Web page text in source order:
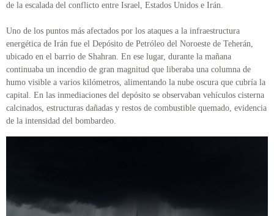
de la escalada del conflicto entre Israel, Estados Unidos e Irán.
Uno de los puntos más afectados por los ataques a la infraestructura
energética de Irán fue el Depósito de Petróleo del Noroeste de Teherán,
ubicado en el barrio de Shahran. En ese lugar, durante la mañana
continuaba un incendio de gran magnitud que liberaba una columna de
humo visible a varios kilómetros, alimentando la nube oscura que cubría la
capital. En las inmediaciones del depósito se observaban vehículos cisterna
calcinados, estructuras dañadas y restos de combustible quemado, evidencia
de la intensidad del bombardeo.